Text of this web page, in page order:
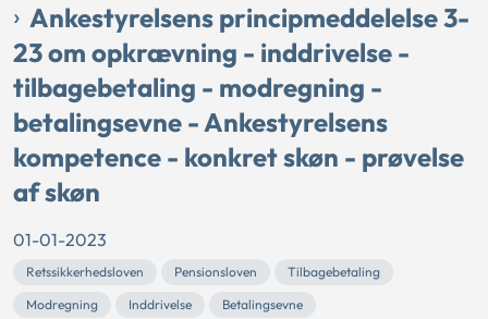
Ankestyrelsens principmeddelelse 3-
23 om opkrævning - inddrivelse -
tilbagebetaling - modregning -
betalingsevne - Ankestyrelsens
kompetence - konkret skøn - prøvelse
af skøn
01-01-2023
Retssikkerhedsloven Pensionsloven
Tilbagebetaling
Modregning
Inddrivelse
Betalingsevne